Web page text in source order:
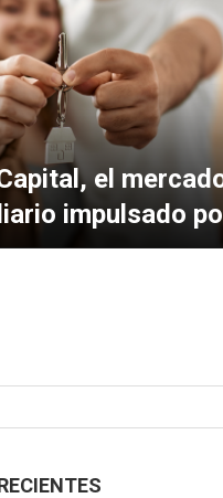
el
impulsado